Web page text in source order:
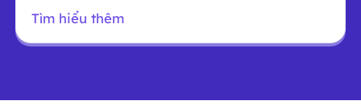
Tìm hiểu thêm